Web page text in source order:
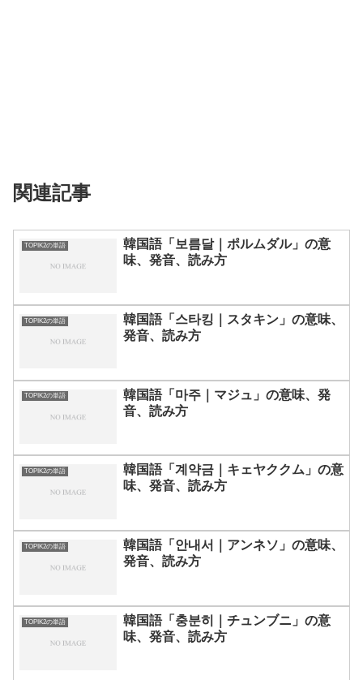
関連記事
TOPIK2の単語
韓国語「보름달｜ポルムダル」の意
味、発音、読み方
TOPIK2の単語
韓国語「스타킹｜スタキン」の意味、
発音、読み方
TOPIK2の単語
韓国語「마주｜マジュ」の意味、発
音、読み方
TOPIK2の単語
韓国語「계약금｜キェヤククム」の意
味、発音、読み方
TOPIK2の単語
韓国語「안내서｜アンネソ」の意味、
発音、読み方
TOPIK2の単語
韓国語「충분히｜チュンブニ」の意
味、発音、読み方